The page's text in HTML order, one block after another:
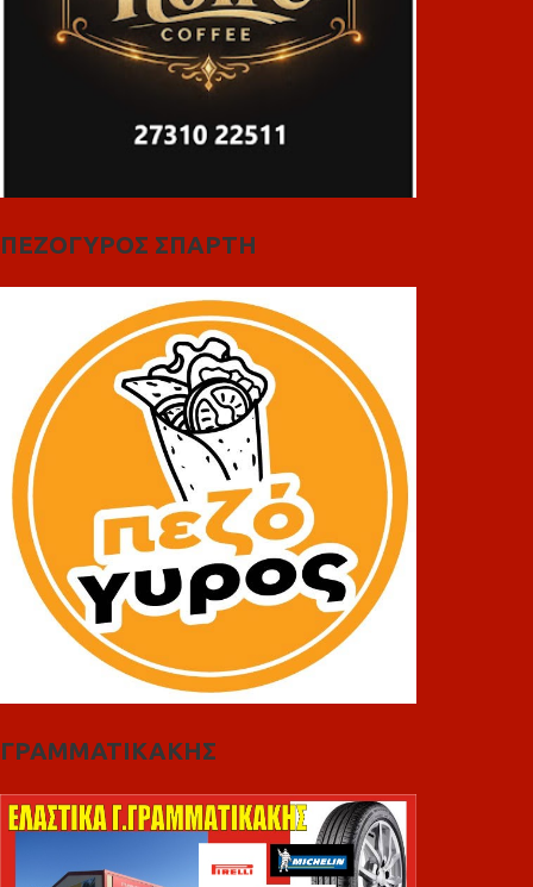
ΠΕΖΟΓΥΡΟΣ ΣΠΑΡΤΗ
ΓΡΑΜΜΑΤΙΚΑΚΗΣ